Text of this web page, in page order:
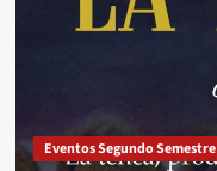
Eventos Segundo Semestre